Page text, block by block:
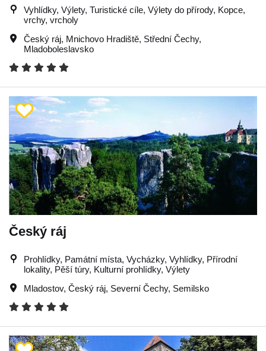
Vyhlídky, Výlety, Turistické cíle, Výlety do přírody, Kopce,
vrchy, vrcholy
Český ráj, Mnichovo Hradiště, Střední Čechy,
Mladoboleslavsko
Český ráj
Prohlídky, Památní místa, Vycházky, Vyhlídky, Přírodní
lokality, Pěší túry, Kulturní prohlídky, Výlety
Mladostov, Český ráj, Severní Čechy, Semilsko